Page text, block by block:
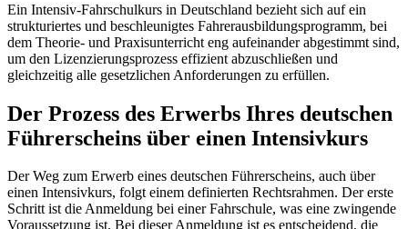
Ein Intensiv-Fahrschulkurs in Deutschland bezieht sich auf ein
strukturiertes und beschleunigtes Fahrerausbildungsprogramm, bei
dem Theorie- und Praxisunterricht eng aufeinander abgestimmt sind,
um den Lizenzierungsprozess effizient abzuschließen und
gleichzeitig alle gesetzlichen Anforderungen zu erfüllen.
Der Prozess des Erwerbs Ihres deutschen
Führerscheins über einen Intensivkurs
Der Weg zum Erwerb eines deutschen Führerscheins, auch über
einen Intensivkurs, folgt einem definierten Rechtsrahmen. Der erste
Schritt ist die Anmeldung bei einer Fahrschule, was eine zwingende
Voraussetzung ist. Bei dieser Anmeldung ist es entscheidend, die